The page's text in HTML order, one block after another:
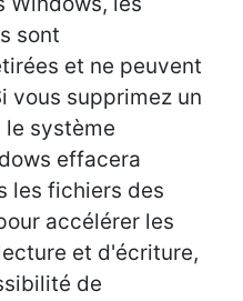
sont
et ne peuvent
vous supprimez un
le système
effacera
les fichiers des
accélérer les
et d'écriture,
de